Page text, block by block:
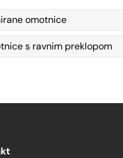
omotnice
s ravnim preklopom